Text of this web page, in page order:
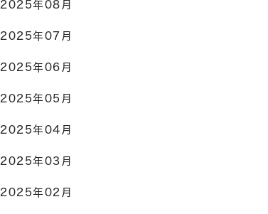
2025年08月
2025年07月
2025年06月
2025年05月
2025年04月
2025年03月
2025年02月